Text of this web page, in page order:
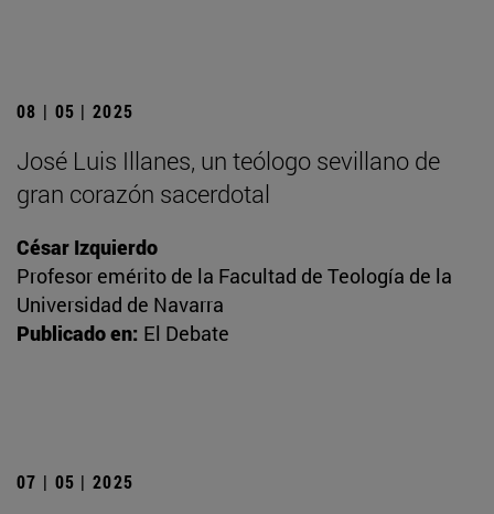
08 | 05 | 2025
José Luis Illanes, un teólogo sevillano de
gran corazón sacerdotal
César Izquierdo
Profesor emérito de la Facultad de Teología de la
Universidad de Navarra
Publicado en: El Debate
07 | 05 | 2025